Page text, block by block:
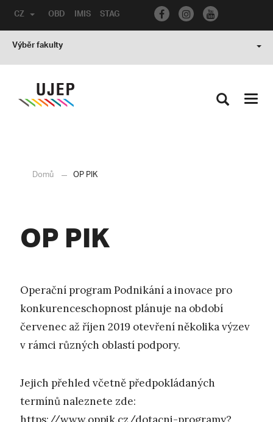
OBD IMIS STAG
CZ
Výběr fakulty
Domů OP PIK
OP PIK
Operační program Podnikání a inovace pro
konkurenceschopnost plánuje na období
červenec až říjen 2019 otevření několika výzev
v rámci různých oblastí podpory.
Jejich přehled včetně předpokládaných
termínů naleznete zde: